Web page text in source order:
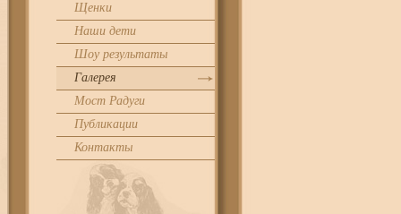
Щенки
Наши дети
Шоу результаты
Галерея
Мост Радуги
Публикации
Контакты